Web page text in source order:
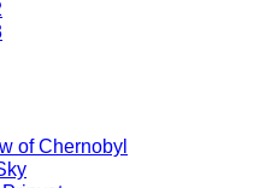
of Chernobyl